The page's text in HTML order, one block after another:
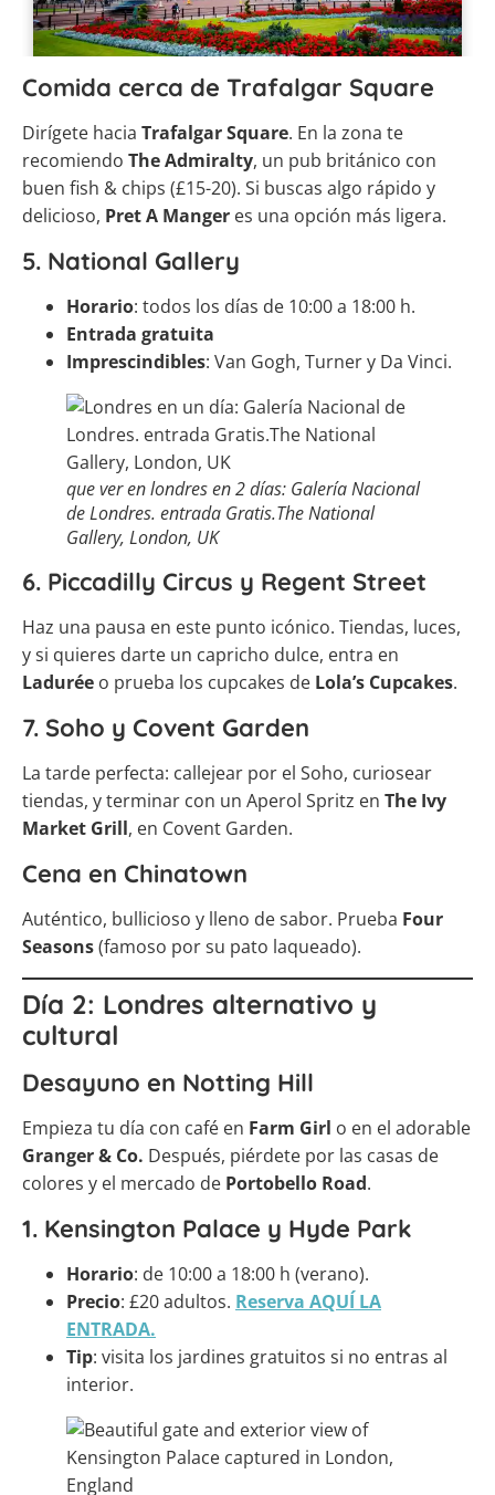
Comida cerca de Trafalgar Square
Dirígete hacia Trafalgar Square. En la zona te
recomiendo The Admiralty, un pub británico con
buen fish & chips (£15-20). Si buscas algo rápido y
delicioso, Pret A Manger es una opción más ligera.
5. National Gallery
Horario: todos los días de 10:00 a 18:00 h.
Entrada gratuita
Imprescindibles: Van Gogh, Turner y Da Vinci.
que ver en londres en 2 días: Galería Nacional
de Londres. entrada Gratis.The National
Gallery, London, UK
6. Piccadilly Circus y Regent Street
Haz una pausa en este punto icónico. Tiendas, luces,
y si quieres darte un capricho dulce, entra en
Ladurée o prueba los cupcakes de Lola’s Cupcakes.
7. Soho y Covent Garden
La tarde perfecta: callejear por el Soho, curiosear
tiendas, y terminar con un Aperol Spritz en The Ivy
Market Grill, en Covent Garden.
Cena en Chinatown
Auténtico, bullicioso y lleno de sabor. Prueba Four
Seasons(famoso por su pato laqueado).
Día 2: Londres alternativo y
cultural
Desayuno en Notting Hill
Empieza tu día con café en Farm Girl o en el adorable
Granger & Co. Después, piérdete por las casas de
colores y el mercado de Portobello Road.
1. Kensington Palace y Hyde Park
Horario: de 10:00 a 18:00 h (verano).
Precio: £20 adultos. Reserva AQUÍ LA
ENTRADA.
Tip: visita los jardines gratuitos si no entras al
interior.